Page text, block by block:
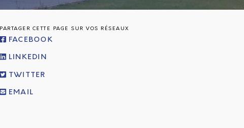
PARTAGER CETTE PAGE SUR VOS RÉSEAUX
FACEBOOK
LINKEDIN
TWITTER
EMAIL